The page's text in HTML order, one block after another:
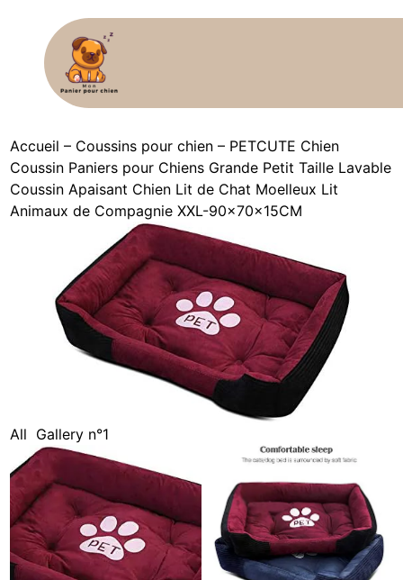
Accueil – Coussins pour chien – PETCUTE Chien
Coussin Paniers pour Chiens Grande Petit Taille Lavable
Coussin Apaisant Chien Lit de Chat Moelleux Lit
Animaux de Compagnie XXL-90×70×15CM
All Gallery n°1